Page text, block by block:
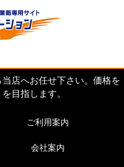
店へお任せ下さい。価格を
目指します。
ご利用案内
会社案内